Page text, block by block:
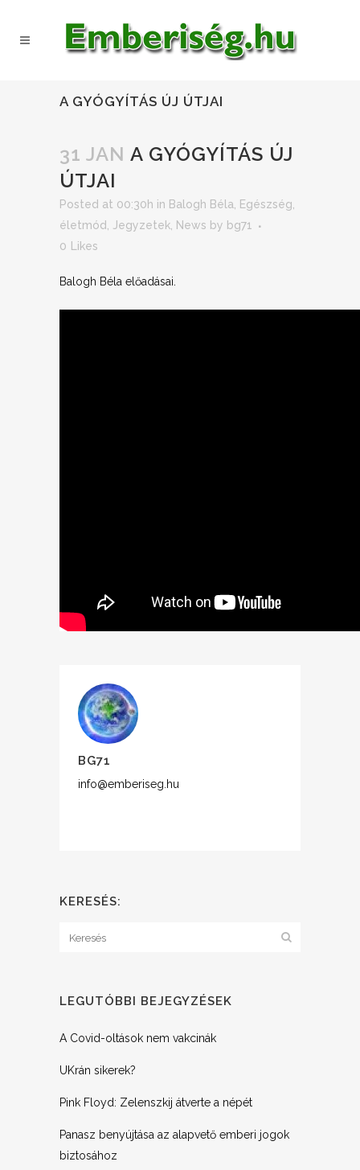
A GYÓGYÍTÁS ÚJ ÚTJAI
31 JAN A GYÓGYÍTÁS ÚJ
ÚTJAI
Posted at 00:30h in Balogh Béla
Egészség,
életmód
Jegyzetek News by bg71
0
Likes
Balogh Béla előadásai.
BG71
info@emberiseg.hu
KERESÉS:
LEGUTÓBBI BEJEGYZÉSEK
A Covid-oltások nem vakcinák
UKrán sikerek?
Pink Floyd: Zelenszkij átverte a népét
Panasz benyújtása az alapvető emberi jogok
biztosához